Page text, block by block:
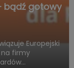
bądź gotowy
Europejski
na firmy